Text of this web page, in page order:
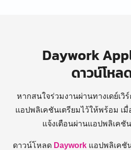
Daywork
ดาวน์โหล
หากสนใจร่วมงานผ่านทางเดย์เวิ
แอปพลิเคชันเตรียมไว้ให้พร้อม เ
แจ้งเตือนผ่านแอปพลิเค
ดาวน์โหลด Daywork แอปพลิเคชั